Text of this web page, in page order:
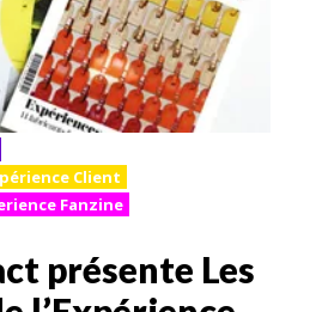
Client
Fanzine
présente Les